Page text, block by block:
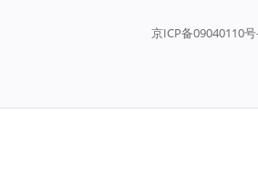
京ICP备09040110